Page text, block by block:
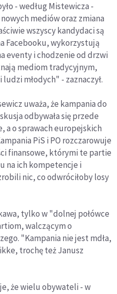
- według Mistewicza -
mediów oraz zmiana
wszyscy kandydaci są
Facebooku, wykorzystują
eventy i chodzenie od drzwi
mediom tradycyjnym,
młodych" - zaznaczył.
uważa, że kampania do
odbywała się przede
a o sprawach europejskich
PiS i PO rozczarowuje
finansowe, którymi te partie
na ich kompetencje i
nic, co odwróciłoby losy
tylko w "dolnej połówce
walczącym o
"Kampania nie jest mdła,
trochę też Janusz
że wielu obywateli - w